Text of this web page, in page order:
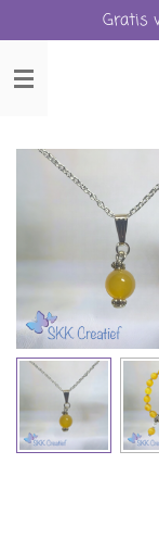
direct
naar
de
Gratis